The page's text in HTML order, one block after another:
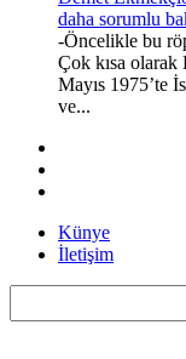
daha sorumlu
-Öncelikle bu
Çok kısa
Mayıs 1975’te
ve...
Künye
İletişim